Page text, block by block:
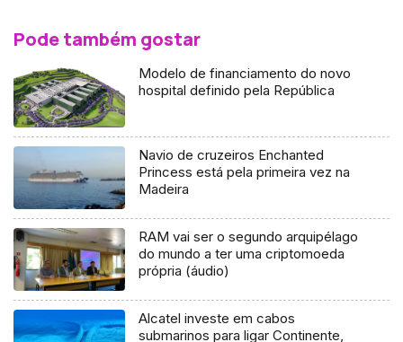
Pode também gostar
Modelo de financiamento do novo
hospital definido pela República
Navio de cruzeiros Enchanted
Princess está pela primeira vez na
Madeira
RAM vai ser o segundo arquipélago
do mundo a ter uma criptomoeda
própria (áudio)
Alcatel investe em cabos
submarinos para ligar Continente,